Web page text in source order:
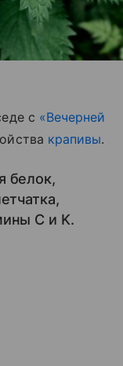
с «Вечерней
крапивы.
белок,
C и K.